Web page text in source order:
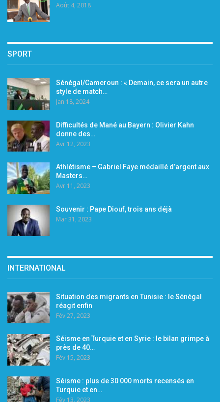
Août 4, 2018
SPORT
Sénégal/Cameroun : « Demain, ce sera un autre
style de match…
Jan 18, 2024
Difficultés de Mané au Bayern : Olivier Kahn
donne des…
Avr 12, 2023
Athlétisme – Gabriel Faye médaillé d’argent aux
Masters…
Avr 11, 2023
Souvenir : Pape Diouf, trois ans déjà
Mar 31, 2023
INTERNATIONAL
Situation des migrants en Tunisie : le Sénégal
réagit enfin
Fév 27, 2023
Séisme en Turquie et en Syrie : le bilan grimpe à
près de 40…
Fév 15, 2023
Séisme : plus de 30 000 morts recensés en
Turquie et en…
Fév 13, 2023